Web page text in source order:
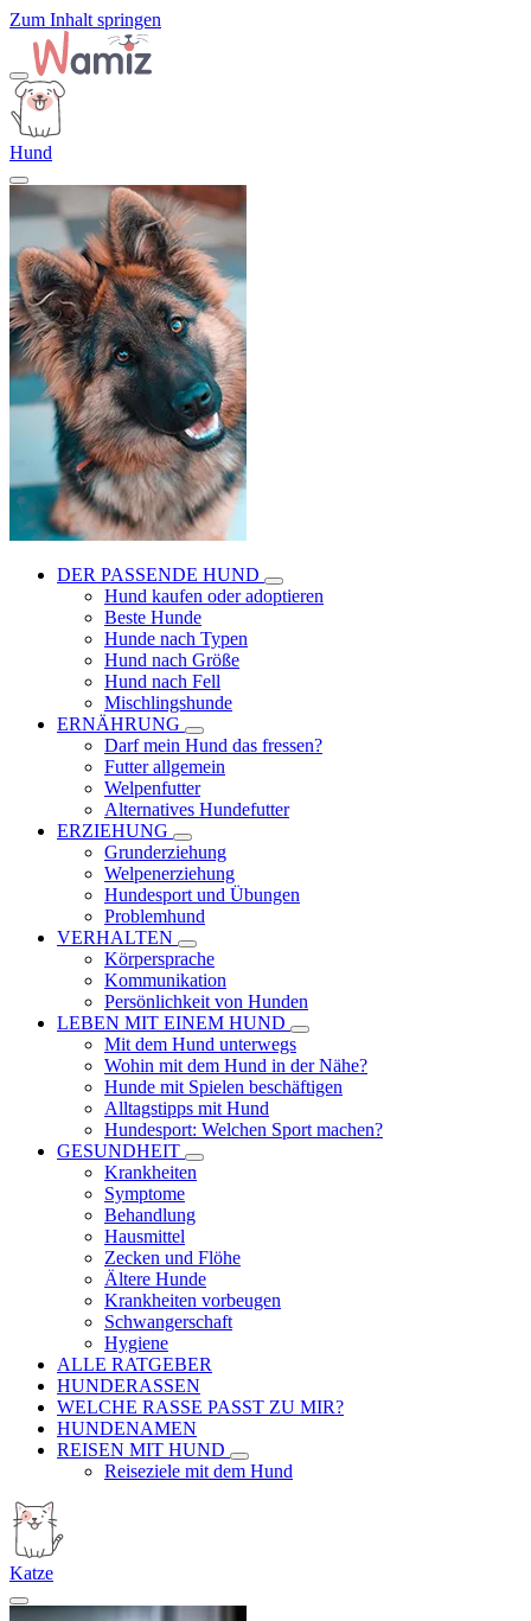
Zum Inhalt springen
Hund
DER PASSENDE HUND
Hund kaufen oder adoptieren
Beste Hunde
Hunde nach Typen
Hund nach Größe
Hund nach Fell
Mischlingshunde
ERNÄHRUNG
Darf mein Hund das fressen?
Futter allgemein
Welpenfutter
Alternatives Hundefutter
ERZIEHUNG
Grunderziehung
Welpenerziehung
Hundesport und Übungen
Problemhund
VERHALTEN
Körpersprache
Kommunikation
Persönlichkeit von Hunden
LEBEN MIT EINEM HUND
Mit dem Hund unterwegs
Wohin mit dem Hund in der Nähe?
Hunde mit Spielen beschäftigen
Alltagstipps mit Hund
Hundesport: Welchen Sport machen?
GESUNDHEIT
Krankheiten
Symptome
Behandlung
Hausmittel
Zecken und Flöhe
Ältere Hunde
Krankheiten vorbeugen
Schwangerschaft
Hygiene
ALLE RATGEBER
HUNDERASSEN
WELCHE RASSE PASST ZU MIR?
HUNDENAMEN
REISEN MIT HUND
Reiseziele mit dem Hund
Katze